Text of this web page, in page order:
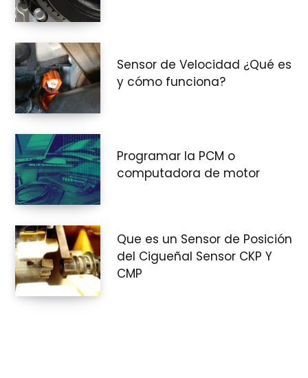
Sensor de Velocidad ¿Qué es
y cómo funciona?
Programar la PCM o
computadora de motor
Que es un Sensor de Posición
del Cigueñal Sensor CKP Y
CMP